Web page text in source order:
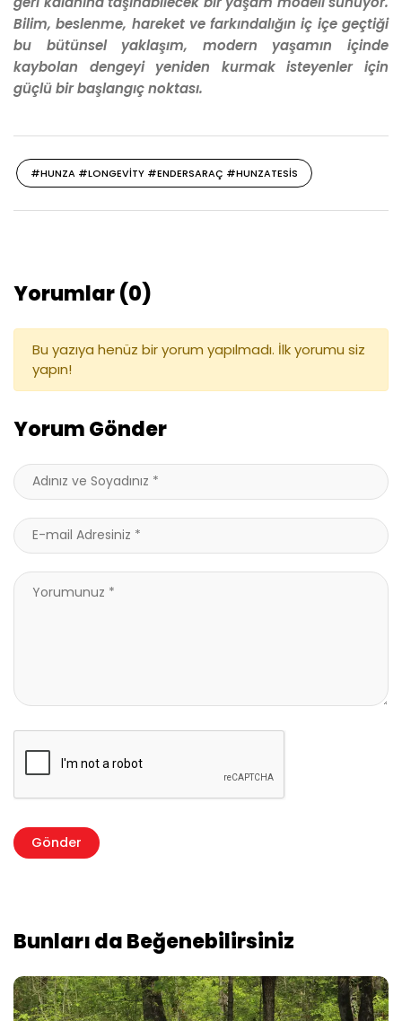
Bilim, beslenme, hareket vefarkındalığın iç içe geçtiği
bu bütünsel yaklaşım, modern yaşamın içinde
kaybolan dengeyi yeniden kurmak isteyenleriçin
güçlü bir başlangıç noktası.
#HUNZA #LONGEVITY #ENDERSARAÇ #HUNZATESIS
Yorumlar (0)
Bu yazıya henüz bir yorum yapılmadı. İlk yorumu siz
yapın!
Yorum Gönder
Bunları da Beğenebilirsiniz